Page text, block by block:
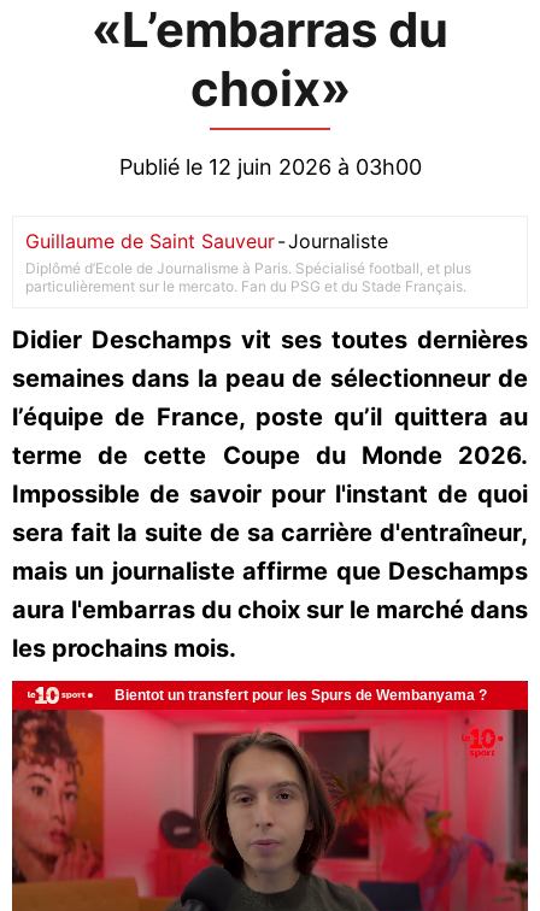
«L’embarras du
choix»
Publié le 12 juin 2026 à 03h00
Guillaume de Saint Sauveur-Journaliste
Diplômé d’Ecole de Journalisme à Paris. Spécialisé football, et plus
particulièrement sur le mercato. Fan du PSG et du Stade Français.
Didier Deschamps vit ses toutes dernières
semaines dans la peau de sélectionneur de
l’équipe de France, poste qu’il quittera au
terme de cette Coupe du Monde 2026.
Impossible de savoir pour l'instant de quoi
sera fait la suite de sa carrière d'entraîneur,
mais un journaliste affirme que Deschamps
aura l'embarras du choix sur le marché dans
les prochains mois.